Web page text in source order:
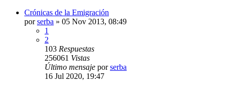
Crónicas de la Emigración
porserba » 05 Nov 2013, 08:49
1
2
103 Respuestas
256061 Vistas
Último mensaje porserba
16 Jul 2020, 19:47